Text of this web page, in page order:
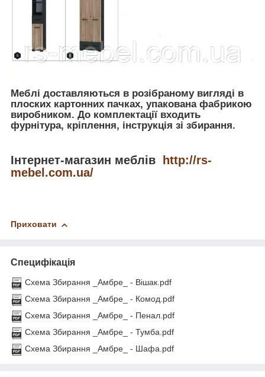
​Меблі доставляються в розібраному вигляді в
плоских картонних пачках, упакована фабрикою
виробником. До комплектації входить
фурнітура, кріплення, інструкція зі збирання.
Інтернет-магазин меблів
http://rs-
mebel.com.ua/
Приховати
Специфікація
Схема Збирання _Амбре_ - Вішак.pdf
Схема Збирання _Амбре_ - Комод.pdf
Схема Збирання _Амбре_ - Пенал.pdf
Схема Збирання _Амбре_ - Тумба.pdf
Схема Збирання _Амбре_ - Шафа.pdf